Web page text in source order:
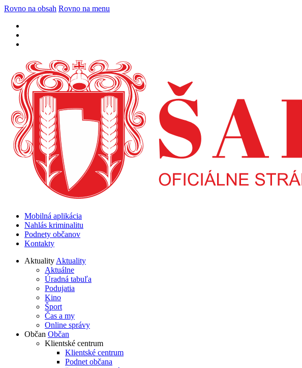
Rovno na obsah Rovno na menu
Mobilná aplikácia
Nahlás kriminalitu
Podnety občanov
Kontakty
AktualityAktuality
Aktuálne
Úradná tabuľa
Podujatia
Kino
Šport
Čas a my
Online správy
Občan Občan
Klientské centrum
Klientské centrum
Podnet občana